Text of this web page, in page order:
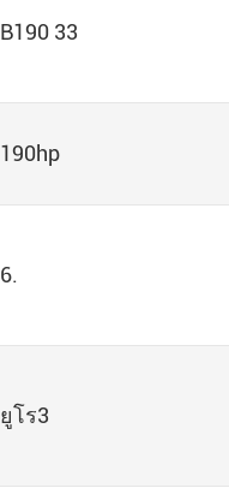
B190 33
190hp
6.
ยูโร3